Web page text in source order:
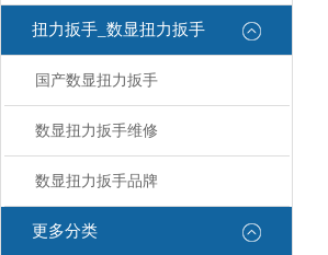
扭力扳手_数显扭力扳手
国产数显扭力扳手
数显扭力扳手维修
数显扭力扳手品牌
更多分类